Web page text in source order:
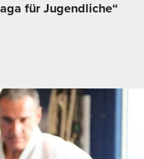
für Jugendliche“